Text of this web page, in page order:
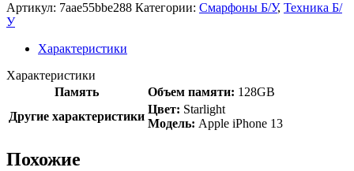
Артикул: 7aae55bbe288 Категории: Смарфоны Б/У, Техника Б/
У
Характеристики
Характеристики
Память
Объем памяти: 128GB
Другие характеристики
Цвет: Starlight
Модель: Apple iPhone 13
Похожие